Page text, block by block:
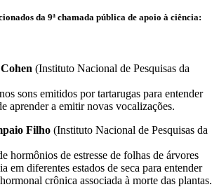
da 9ª chamada pública de apoio à ciência:
(Instituto Nacional de Pesquisas da
sons emitidos por tartarugas para entender
aprender a emitir novas vocalizações.
Filho (Instituto Nacional de Pesquisas da
hormônios de estresse de folhas de árvores
em diferentes estados de seca para entender
crônica associada à morte das plantas.